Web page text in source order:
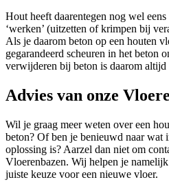
Hout heeft daarentegen nog wel
‘werken’ (uitzetten of krimpen bij
Als je daarom beton op een houten
gegarandeerd scheuren in het beton
verwijderen bij beton is daarom
Advies van onze
Wil je graag meer weten over een
beton? Of ben je benieuwd naar wat
oplossing is? Aarzel dan niet om
Vloerenbazen. Wij helpen je
juiste keuze voor een nieuwe vloer.